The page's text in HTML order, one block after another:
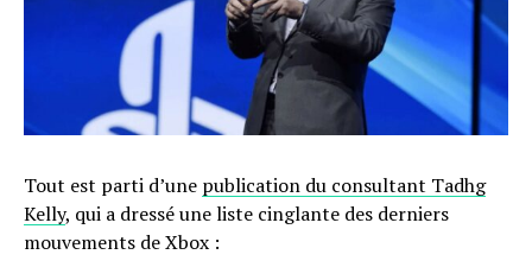
Tout est parti d’une publication du consultant Tadhg
Kelly, qui a dressé une liste cinglante des derniers
mouvements de Xbox :